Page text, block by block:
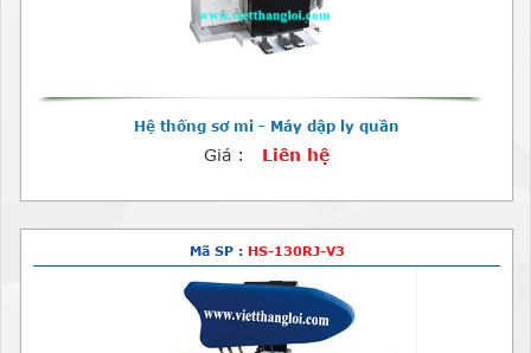
Hệ thống sơ mi - Máy dập ly quần
Giá : Liên hệ
Mã SP : HS-130RJ-V3